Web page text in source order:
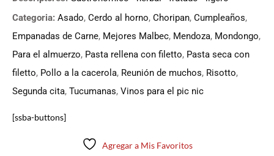
Categoria: Asado, Cerdo al horno, Choripan, Cumpleaños,
Empanadas de Carne, Mejores Malbec, Mendoza, Mondongo,
Para el almuerzo, Pasta rellena con filetto, Pasta seca con
filetto, Pollo a la cacerola, Reunión de muchos, Risotto,
Segunda cita, Tucumanas, Vinos para el pic nic
[ssba-buttons]
Agregar a Mis Favoritos